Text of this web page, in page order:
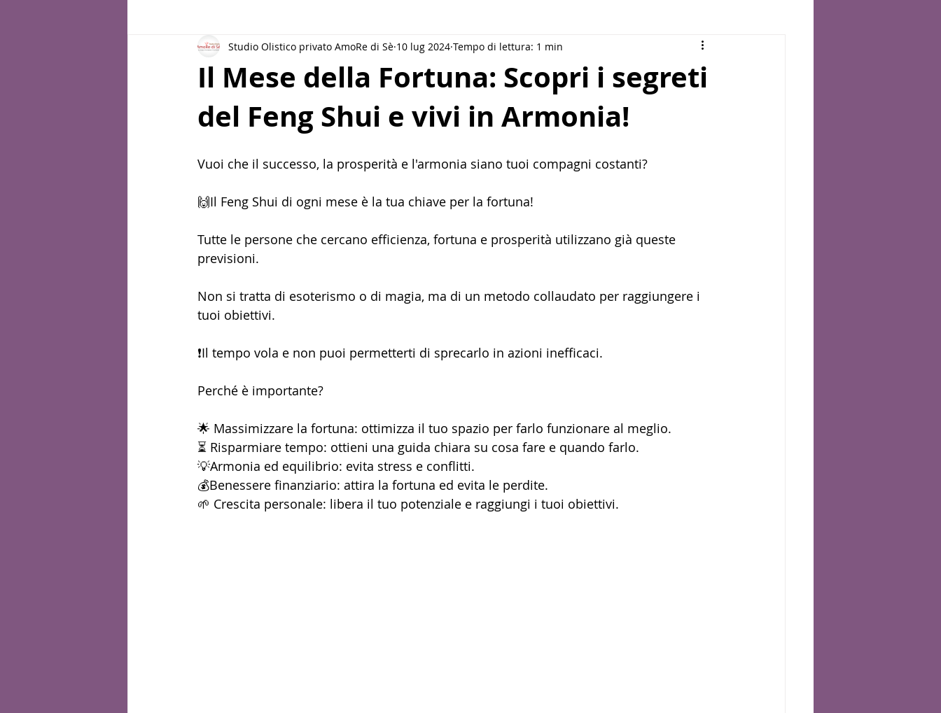
DICEMBRE 2023 GENNAIO 2024 FEBBRAIO 2024 MARZO 2024 LA TUA RISORSA PER LA SETTIMANA
APRILE 2024 MAGGIO 2024 GIUGNO 2024 STORIE E TESTIMONIANZE DI CLIENTI LUGLIO 2024
AGOSTO 2024 AUTUNNO 2024 INVERNO STRATEGIA DI SUCCESSO PRIMAVERA 2025
Il Mese della Fortuna: Scopri i segreti
del Feng Shui e vivi in Armonia!
Studio Olistico privato AmoRe di Sè 10 lug 2024 Tempo di lettura: 1 min
Vuoi che il successo, la prosperità e l'armonia siano tuoi compagni costanti?
🙌Il Feng Shui di ogni mese è la tua chiave per la fortuna!
Tutte le persone che cercano efficienza, fortuna e prosperità utilizzano già queste
previsioni.
Non si tratta di esoterismo o di magia, ma di un metodo collaudato per raggiungere i
tuoi obiettivi.
❗Il tempo vola e non puoi permetterti di sprecarlo in azioni inefficaci.
Perché è importante?
🌟 Massimizzare la fortuna: ottimizza il tuo spazio per farlo funzionare al meglio.
⏳ Risparmiare tempo: ottieni una guida chiara su cosa fare e quando farlo.
💡Armonia ed equilibrio: evita stress e conflitti.
💰Benessere finanziario: attira la fortuna ed evita le perdite.
🌱 Crescita personale: libera il tuo potenziale e raggiungi i tuoi obiettivi.